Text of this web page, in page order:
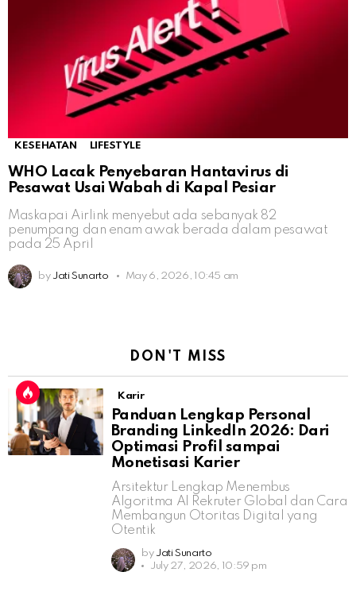
KESEHATAN LIFESTYLE
WHO Lacak Penyebaran Hantavirus di
Pesawat Usai Wabah di Kapal Pesiar
Maskapai Airlink menyebut ada sebanyak 82
penumpang dan enam awak berada dalam pesawat
pada 25 April
by Jati Sunarto May 6, 2026, 10:45 am
DON'T MISS
Karir
Panduan Lengkap Personal
Branding LinkedIn 2026: Dari
Optimasi Profil sampai
Monetisasi Karier
Arsitektur Lengkap Menembus
Algoritma AI Rekruter Global dan Cara
Membangun Otoritas Digital yang
Otentik
by Jati Sunarto
July 27, 2026, 10:59 pm